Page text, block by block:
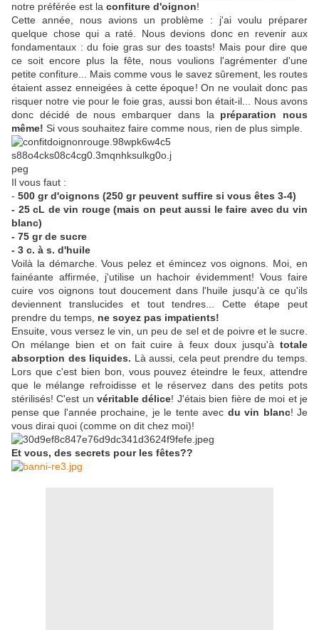
notre préférée est la confiture d'oignon!
Cette année, nous avions un problème : j'ai voulu préparer
quelque chose qui a raté. Nous devions donc en revenir aux
fondamentaux : du foie gras sur des toasts! Mais pour dire que
ce soit encore plus la fête, nous voulions l'agrémenter d'une
petite confiture... Mais comme vous le savez sûrement, les routes
étaient assez enneigées à cette époque! On ne voulait donc pas
risquer notre vie pour le foie gras, aussi bon était-il... Nous avons
donc décidé de nous embarquer dans la préparation nous
même! Si vous souhaitez faire comme nous, rien de plus simple.
Il vous faut :
- 500 gr d'oignons (250 gr peuvent suffire si vous êtes 3-4)
- 25 cL de vin rouge (mais on peut aussi le faire avec du vin
blanc)
- 75 gr de sucre
- 3 c. à s. d'huile
Voilà la démarche. Vous pelez et émincez vos oignons. Moi, en
fainéante affirmée, j'utilise un hachoir évidemment! Vous faire
cuire vos oignons tout doucement dans l'huile jusqu'à ce qu'ils
deviennent translucides et tout tendres... Cette étape peut
prendre du temps, ne soyez pas impatients!
Ensuite, vous versez le vin, un peu de sel et de poivre et le sucre.
On mélange bien et on fait cuire à feux doux jusqu'à totale
absorption des liquides. Là aussi, cela peut prendre du temps.
Lors que c'est bien bon, vous pouvez éteindre le feux, attendre
que le mélange refroidisse et le réservez dans des petits pots
stérilisés! C'est unvéritable délice! J'étais bien fière de moi et je
pense que l'année prochaine, je le tente avec du vin blanc! Je
vous dirai quoi (comme on dit chez moi)!
Et vous, des secrets pour les fêtes??